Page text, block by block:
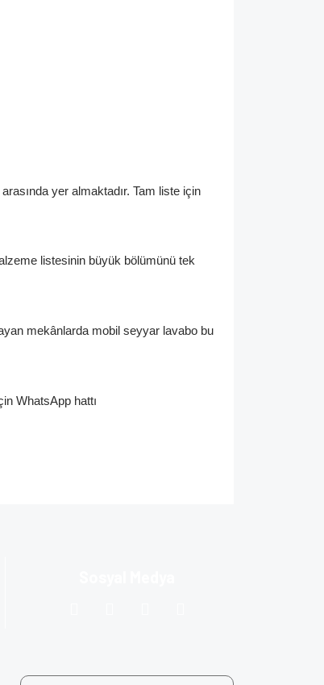
yer almaktadır. Tam liste için
listesinin büyük bölümünü tek
mekânlarda mobil seyyar lavabo bu
WhatsApp hattı